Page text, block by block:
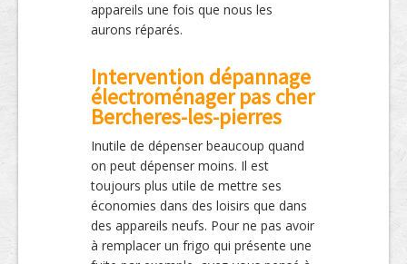
appareils une fois que nous les
aurons réparés.
Intervention dépannage
électroménager pas cher
Bercheres-les-pierres
Inutile de dépenser beaucoup quand
on peut dépenser moins. Il est
toujours plus utile de mettre ses
économies dans des loisirs que dans
des appareils neufs. Pour ne pas avoir
à remplacer un frigo qui présente une